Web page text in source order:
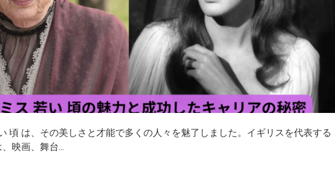
頃 は、その美しさと才能で多くの人々を魅了しました。イギリスを代表する
映画、舞台...